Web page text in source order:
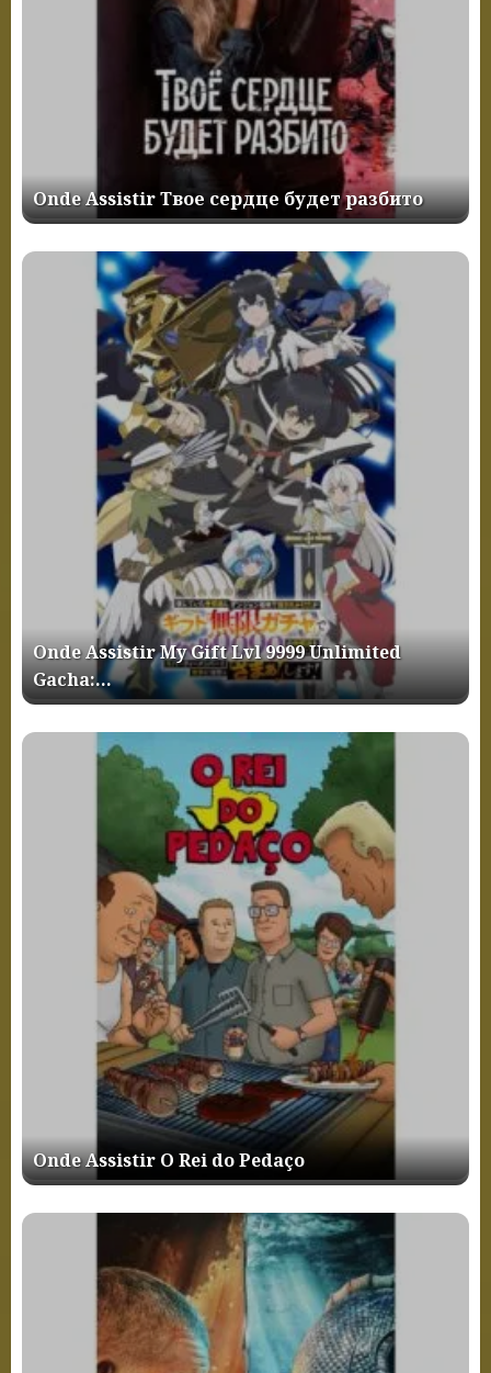
Onde Assistir Твое сердце будет разбито
Onde Assistir My Gift Lvl 9999 Unlimited
Gacha:…
Onde Assistir O Rei do Pedaço